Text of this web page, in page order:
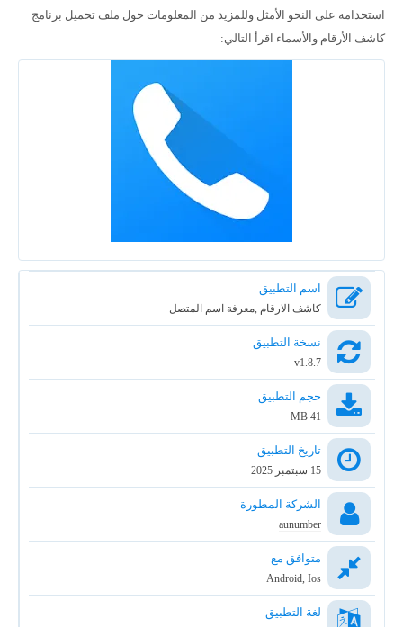
استخدامه على النحو الأمثل وللمزيد من المعلومات حول ملف تحميل برنامج
كاشف الأرقام والأسماء اقرأ التالي:
اسم التطبيق
كاشف الارقام ,معرفة اسم المتصل
نسخة التطبيق
v1.8.7
حجم التطبيق
41 MB
تاريخ التطبيق
15 سبتمبر 2025
الشركة المطورة
aunumber
متوافق مع
Android, Ios
لغة التطبيق